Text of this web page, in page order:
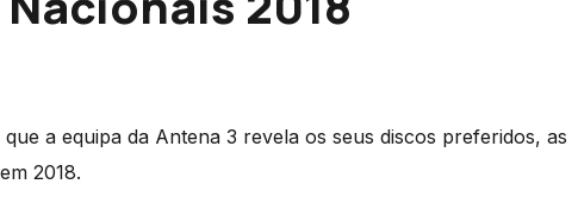
a equipa da Antena 3 revela os seus discos preferidos, as
2018.